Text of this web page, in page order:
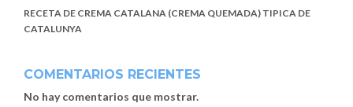
RECETA DE CREMA CATALANA (CREMA QUEMADA) TIPICA DE
CATALUNYA
COMENTARIOS RECIENTES
No hay comentarios que mostrar.